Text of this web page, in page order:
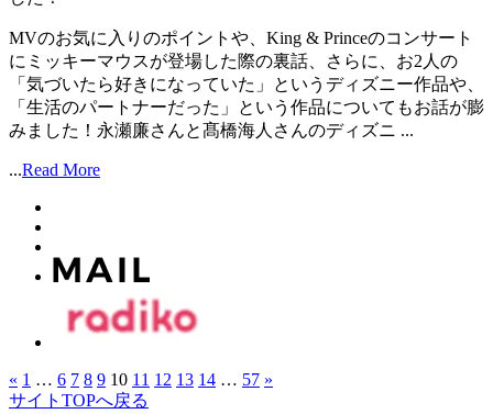
MVのお気に入りのポイントや、King & Princeのコンサート
にミッキーマウスが登場した際の裏話、さらに、お2人の
「気づいたら好きになっていた」というディズニー作品や、
「生活のパートナーだった」という作品についてもお話が膨
みました！永瀬廉さんと髙橋海人さんのディズニ ...
...Read More
« 1 … 6 7 8 9 10 11 12 13 14 … 57 »
サイトTOPへ戻る